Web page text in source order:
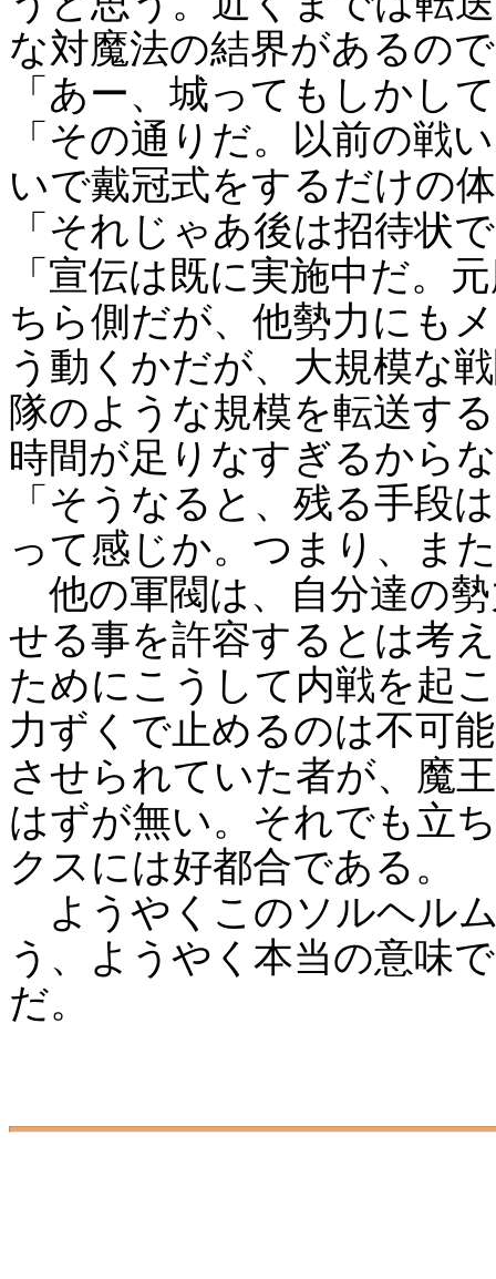
な対魔法の結界があるの
「あー、城ってもしかし
「その通りだ。以前の戦
いで戴冠式をするだけの
「それじゃあ後は招待状
「宣伝は既に実施中だ。
ちら側だが、他勢力にも
う動くかだが、大規模な
隊のような規模を転送す
時間が足りなすぎるから
「そうなると、残る手段
って感じか。つまり、ま
他の軍閥は、自分達の
せる事を許容するとは考
ためにこうして内戦を起
力ずくで止めるのは不可
させられていた者が、魔
はずが無い。それでも立
クスには好都合である。
ようやくこのソルヘル
う、ようやく本当の意味
だ。